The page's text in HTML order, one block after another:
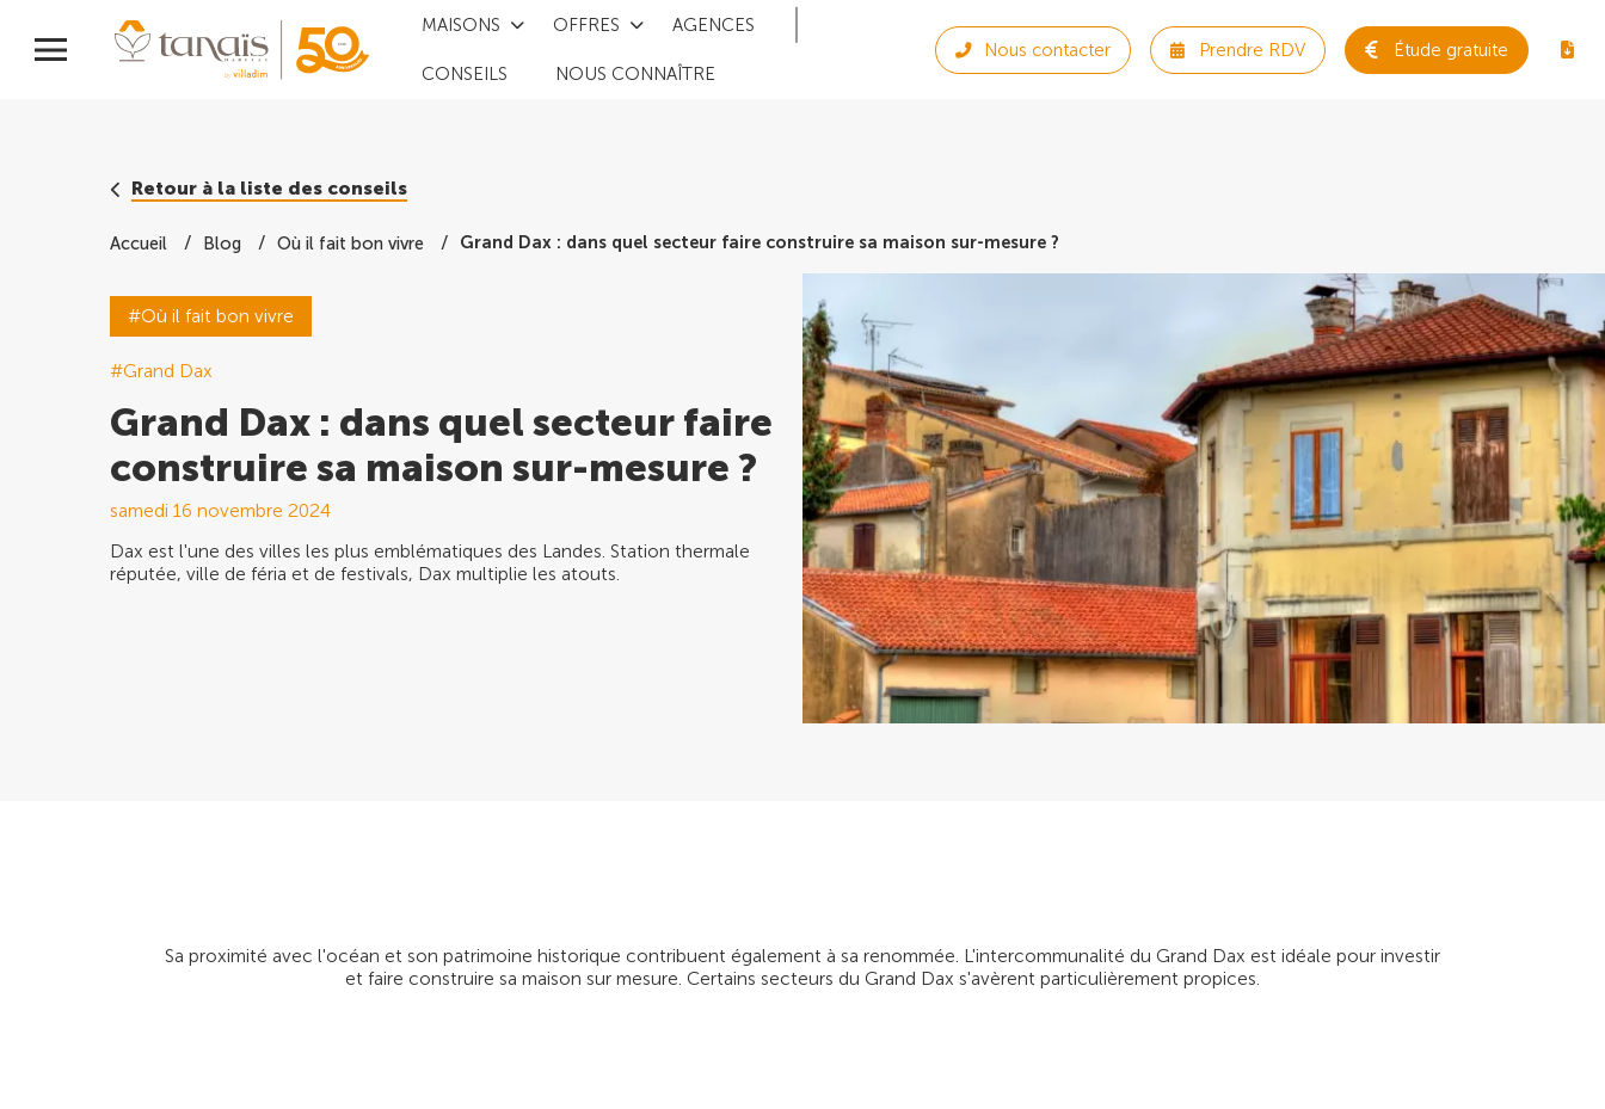
MAISONS OFFRES AGENCES
CONSEILS NOUS CONNAÎTRE
Nous contacter Prendre RDV Étude gratuite
Retour à la liste des conseils
Accueil Blog Où il fait bon vivre Grand Dax : dans quel secteur faire construire sa maison sur-mesure ?
#Où il fait bon vivre
#Grand Dax
Grand Dax : dans quel secteur faire
construire sa maison sur-mesure ?
samedi 16 novembre 2024
Dax est l'une des villes les plus emblématiques des Landes. Station thermale
réputée, ville de féria et de festivals, Dax multiplie les atouts.
Sa proximité avec l'océan et son patrimoine historique contribuent également à sa renommée. L'intercommunalité du Grand Dax est idéale pour investir
et faire construire sa maison sur mesure. Certains secteurs du Grand Dax s'avèrent particulièrement propices.